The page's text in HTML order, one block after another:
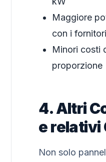
Maggiore
con i fornitori
Minori costi
proporzione
4. Altri
e relativi
Non solo